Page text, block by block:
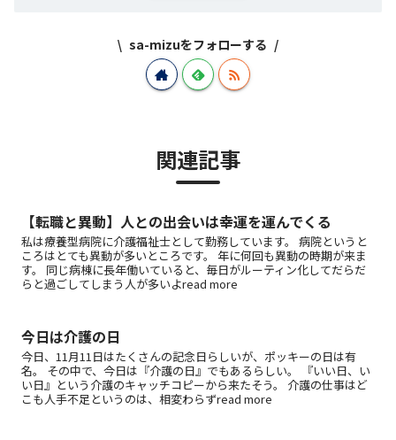
sa-mizuをフォローする
関連記事
【転職と異動】人との出会いは幸運を運んでくる
私は療養型病院に介護福祉士として勤務しています。 病院というと
ころはとても異動が多いところです。 年に何回も異動の時期が来ま
す。 同じ病棟に長年働いていると、毎日がルーティン化してだらだ
らと過ごしてしまう人が多いよread more
今日は介護の日
今日、11月11日はたくさんの記念日らしいが、ポッキーの日は有
名。 その中で、今日は『介護の日』でもあるらしい。 『いい日、い
い日』という介護のキャッチコピーから来たそう。 介護の仕事はど
こも人手不足というのは、相変わらずread more